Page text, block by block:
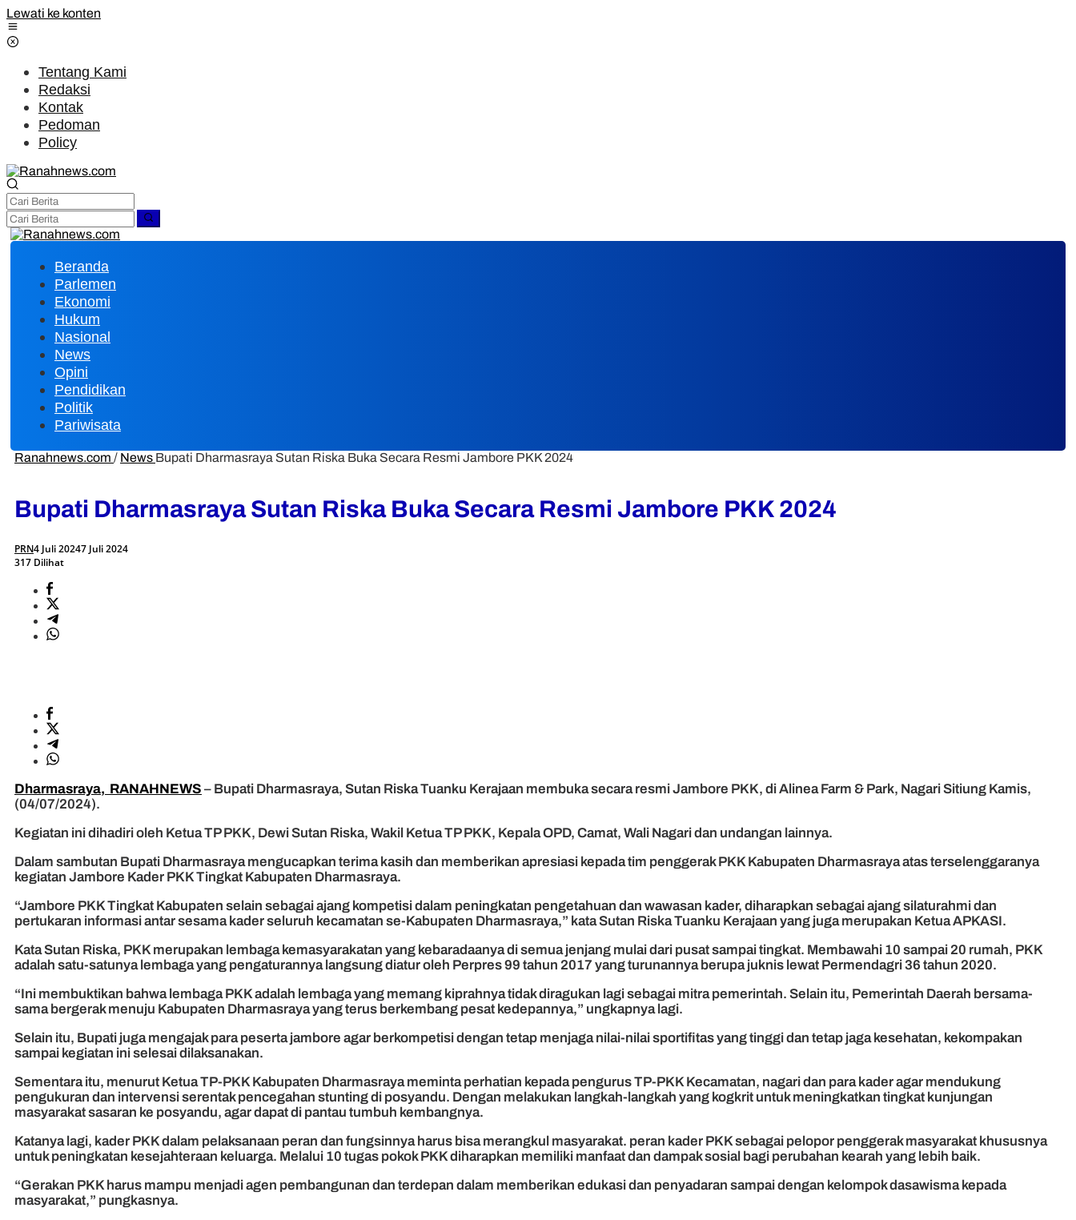
Lewati ke konten
Tentang Kami
Redaksi
Kontak
Pedoman
Policy
Beranda
Parlemen
Ekonomi
Hukum
Nasional
News
Opini
Pendidikan
Politik
Pariwisata
Ranahnews.com / News Bupati Dharmasraya Sutan Riska Buka Secara Resmi Jambore PKK 2024
Bupati Dharmasraya Sutan Riska Buka Secara Resmi Jambore PKK 2024
PRN4 Juli 20247 Juli 2024
317 Dilihat
Dharmasraya, RANAHNEWS – Bupati Dharmasraya, Sutan Riska Tuanku Kerajaan membuka secara resmi Jambore PKK, di Alinea Farm & Park, Nagari Sitiung Kamis,
(04/07/2024).
Kegiatan ini dihadiri oleh Ketua TP PKK, Dewi Sutan Riska, Wakil Ketua TP PKK, Kepala OPD, Camat, Wali Nagari dan undangan lainnya.
Dalam sambutan Bupati Dharmasraya mengucapkan terima kasih dan memberikan apresiasi kepada tim penggerak PKK Kabupaten Dharmasraya atas terselenggaranya
kegiatan Jambore Kader PKK Tingkat Kabupaten Dharmasraya.
“Jambore PKK Tingkat Kabupaten selain sebagai ajang kompetisi dalam peningkatan pengetahuan dan wawasan kader, diharapkan sebagai ajang silaturahmi dan
pertukaran informasi antar sesama kader seluruh kecamatan se-Kabupaten Dharmasraya,” kata Sutan Riska Tuanku Kerajaan yang juga merupakan Ketua APKASI.
Kata Sutan Riska, PKK merupakan lembaga kemasyarakatan yang kebaradaanya di semua jenjang mulai dari pusat sampai tingkat. Membawahi 10 sampai 20 rumah, PKK
adalah satu-satunya lembaga yang pengaturannya langsung diatur oleh Perpres 99 tahun 2017 yang turunannya berupa juknis lewat Permendagri 36 tahun 2020.
“Ini membuktikan bahwa lembaga PKK adalah lembaga yang memang kiprahnya tidak diragukan lagi sebagai mitra pemerintah. Selain itu, Pemerintah Daerah bersama-
sama bergerak menuju Kabupaten Dharmasraya yang terus berkembang pesat kedepannya,” ungkapnya lagi.
Selain itu, Bupati juga mengajak para peserta jambore agar berkompetisi dengan tetap menjaga nilai-nilai sportifitas yang tinggi dan tetap jaga kesehatan, kekompakan
sampai kegiatan ini selesai dilaksanakan.
Sementara itu, menurut Ketua TP-PKK Kabupaten Dharmasraya meminta perhatian kepada pengurus TP-PKK Kecamatan, nagari dan para kader agar mendukung
pengukuran dan intervensi serentak pencegahan stunting di posyandu. Dengan melakukan langkah-langkah yang kogkrit untuk meningkatkan tingkat kunjungan
masyarakat sasaran ke posyandu, agar dapat di pantau tumbuh kembangnya.
Katanya lagi, kader PKK dalam pelaksanaan peran dan fungsinnya harus bisa merangkul masyarakat. peran kader PKK sebagai pelopor penggerak masyarakat khususnya
untuk peningkatan kesejahteraan keluarga. Melalui 10 tugas pokok PKK diharapkan memiliki manfaat dan dampak sosial bagi perubahan kearah yang lebih baik.
“Gerakan PKK harus mampu menjadi agen pembangunan dan terdepan dalam memberikan edukasi dan penyadaran sampai dengan kelompok dasawisma kepada
masyarakat,” pungkasnya.